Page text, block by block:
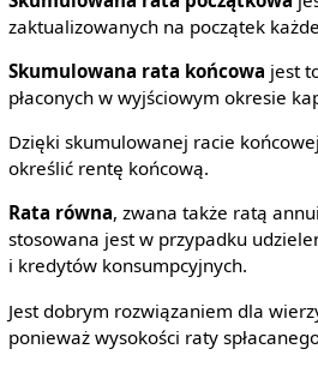
zaktualizowanych na początek
Skumulowana rata końcowa jest
płaconych w wyjściowym okresie
Dzięki skumulowanej racie
określić rentę końcową.
Rata równa, zwana także ratą
stosowana jest w przypadku
i kredytów konsumpcyjnych.
Jest dobrym rozwiązaniem dla
ponieważ wysokości raty